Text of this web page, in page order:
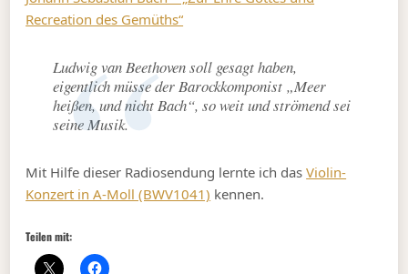
Recreation des Gemüths“
Ludwig van Beethoven soll gesagt haben,
eigentlich müsse der Barockkomponist „Meer
heißen, und nicht Bach“, so weit und strömend sei
seine Musik.
Mit Hilfe dieser Radiosendung lernte ich dasViolin-
Konzert in A-Moll (BWV1041) kennen.
Teilen mit: